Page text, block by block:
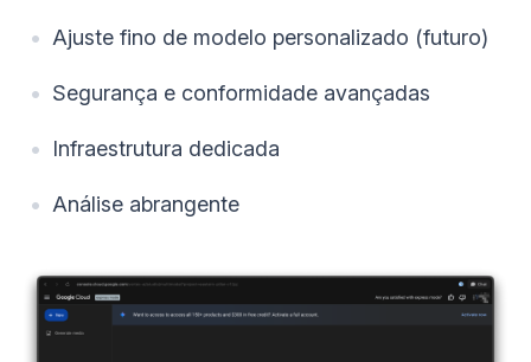
Ajuste fino de modelo personalizado (futuro)
Segurança e conformidade avançadas
Infraestrutura dedicada
Análise abrangente